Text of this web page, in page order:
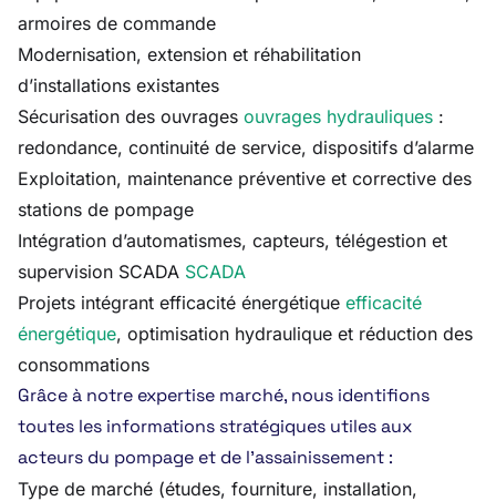
armoires de commande
Modernisation, extension et réhabilitation
d’installations existantes
Sécurisation des ouvrages ouvrages hydrauliques :
redondance, continuité de service, dispositifs d’alarme
Exploitation, maintenance préventive et corrective des
stations de pompage
Intégration d’automatismes, capteurs, télégestion et
supervision SCADA SCADA
Projets intégrant efficacité énergétique efficacité
énergétique, optimisation hydraulique et réduction des
consommations
Grâce à notre expertise marché, nous identifions
toutes les informations stratégiques utiles aux
acteurs du pompage et de l’assainissement :
Type de marché (études, fourniture, installation,